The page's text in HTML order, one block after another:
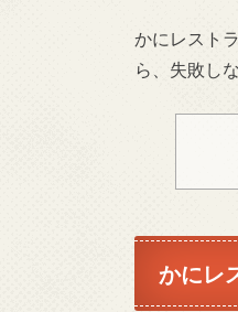
かにレスト
ら、失敗し
かにレ